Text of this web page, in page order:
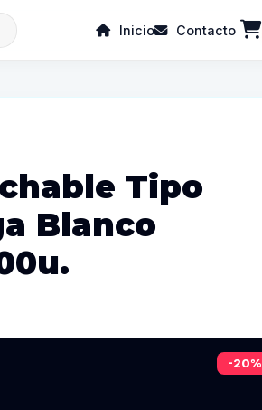
Inicio Contacto
Tipo
Blanco
-20%